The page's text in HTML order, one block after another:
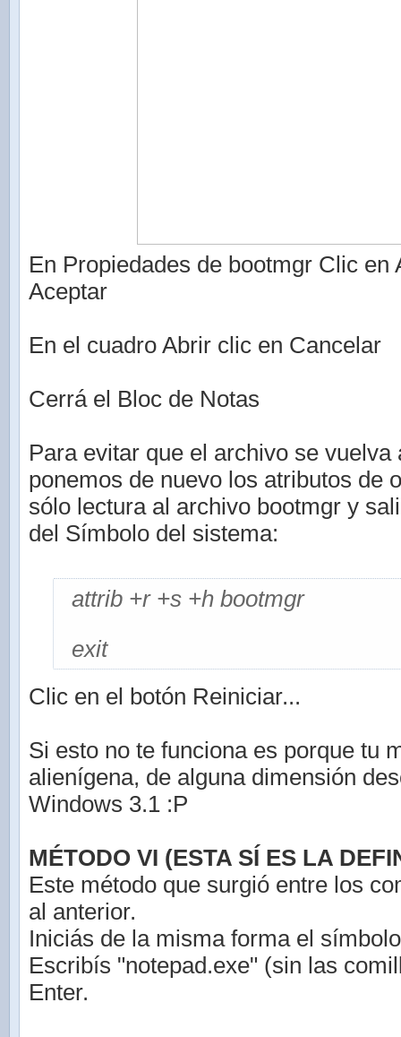
En Propiedades de bootmgr Clic en
Aceptar
En el cuadro Abrir clic en Cancelar
Cerrá el Bloc de Notas
Para evitar que el archivo se vuelva
ponemos de nuevo los atributos de
sólo lectura al archivo bootmgr y
del Símbolo del sistema:
attrib +r +s +h bootmgr
exit
Clic en el botón Reiniciar...
Si esto no te funciona es porque tu
alienígena, de alguna dimensión
Windows 3.1 :P
MÉTODO VI (ESTA SÍ ES LA
Este método que surgió entre los
al anterior.
Iniciás de la misma forma el
Escribís "notepad.exe" (sin las
Enter.